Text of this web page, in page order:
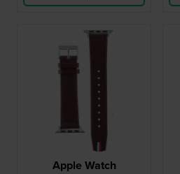
Apple Watch